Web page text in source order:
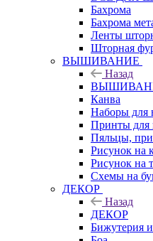
Бахрома
Бахрома
Ленты
Шторная
ВЫШИВАНИЕ
Назад
Канва
Наборы для
Принты для
Пяльцы,
Рисунок на
Рисунок на
Схемы на
ДЕКОР
Назад
ДЕКОР
Бижутерия